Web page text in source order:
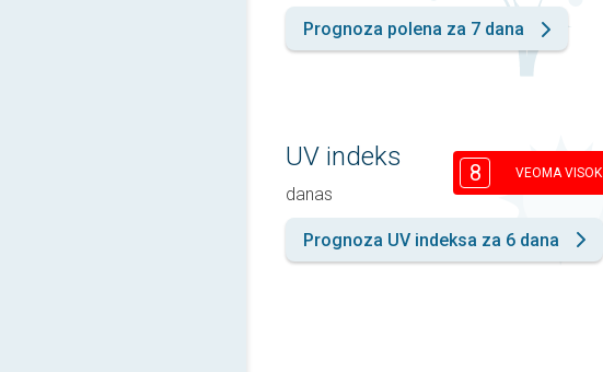
Prognoza polena za 7 dana
UV indeks
danas
8 VEOMA VISOK
Prognoza UV indeksa za 6 dana